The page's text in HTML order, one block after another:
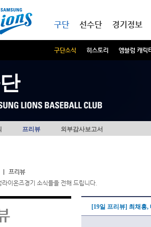
구단
구단소식 히스토리 엠블럼 캐릭
선수단 경기정보
프리뷰 외부감사보고서
프리뷰
이온즈경기 소식들을 전해 드립니다.
[19일 프리뷰] 최채흥